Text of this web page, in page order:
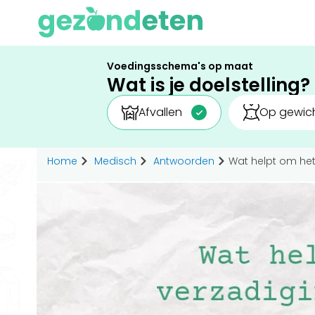
Voedingsschema's op maat
Wat is je doelstelling?
Afvallen Op
Home Medisch Antwoorden Wat helpt om